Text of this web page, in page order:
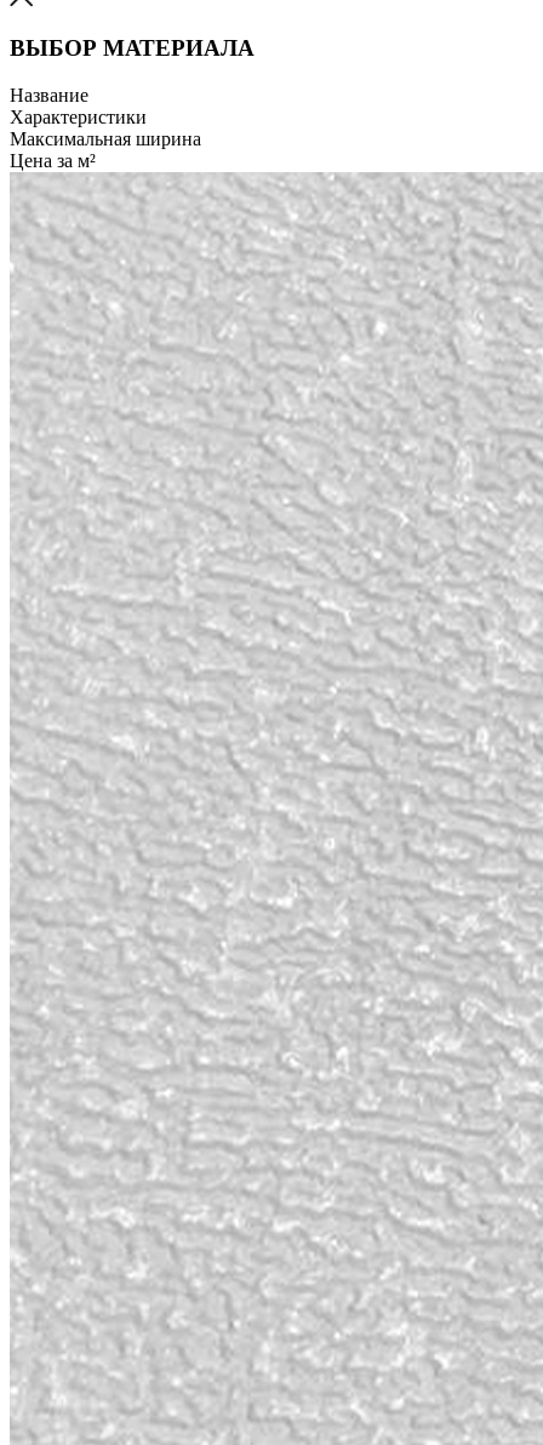
ВЫБОР МАТЕРИАЛА
Название
Характеристики
Максимальная ширина
Цена за м²